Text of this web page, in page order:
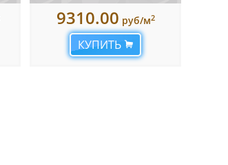
9310.00 руб/м2
КУПИТЬ